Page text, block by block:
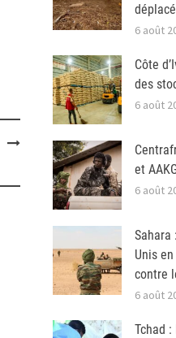
6 août
Côte
des
6 août
et
6 août
Sahara
Unis
contre
6 août
Tchad